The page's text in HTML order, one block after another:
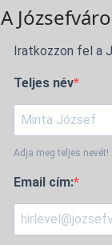
A
Iratkozzon fel a
Teljes név
Adja meg teljes nevét!
Email cím: